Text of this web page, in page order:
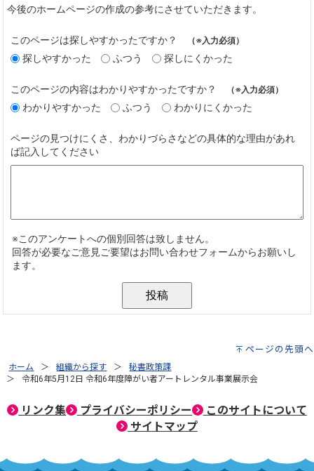
ページの先頭へ
ホーム 組織から探す
秘書政策課
令和6年5月12日 令和6年度障がい者アートレンタル事業展示会
リンク集 プライバシーポリシー
このサイトについて
サイトマップ